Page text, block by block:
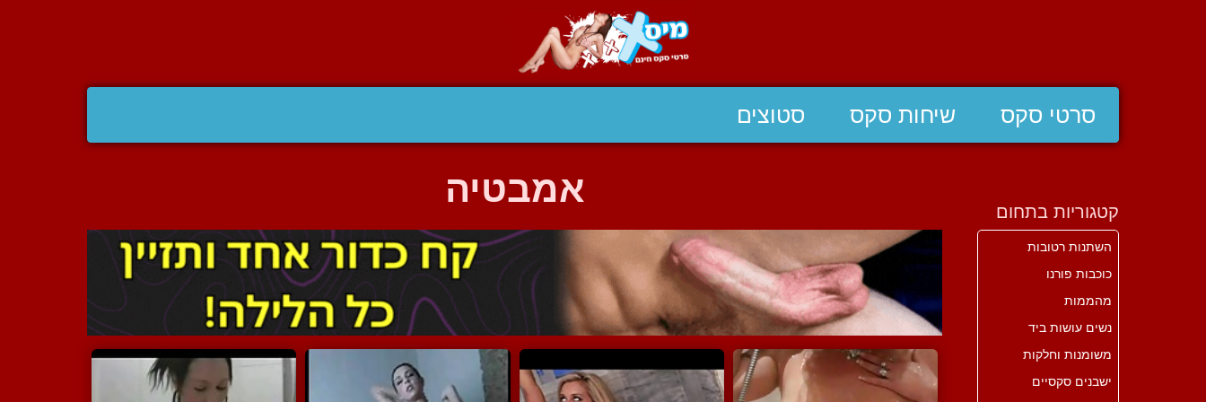
סרטי סקס שיחות סקס סטוצים
אמבטיה קטגוריות בתחום
השתנות רטובות
כוכבות פורנו
מהממות
נשים עושות ביד
משומנות וחלקות
ישבנים סקסיים